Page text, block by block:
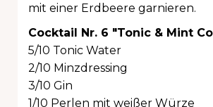
mit einer Erdbeere garnieren.
Cocktail Nr. 6 "Tonic & Mint
5/10 Tonic Water
2/10 Minzdressing
3/10 Gin
1/10 Perlen mit weißer Würze